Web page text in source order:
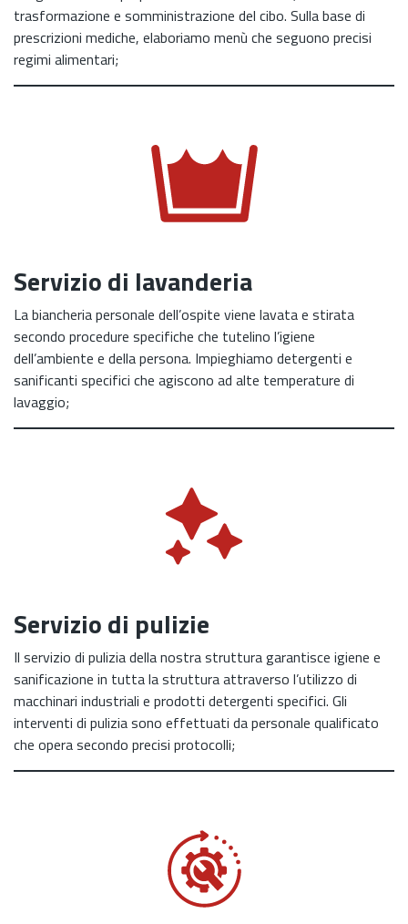
trasformazione e somministrazione del cibo. Sulla base di
prescrizioni mediche, elaboriamo menù che seguono precisi
regimi alimentari;
Servizio di lavanderia
La biancheria personale dell’ospite viene lavata e stirata
secondo procedure specifiche che tutelino l’igiene
dell’ambiente e della persona. Impieghiamo detergenti e
sanificanti specifici che agiscono ad alte temperature di
lavaggio;
Servizio di pulizie
Il servizio di pulizia della nostra struttura garantisce igiene e
sanificazione in tutta la struttura attraverso l’utilizzo di
macchinari industriali e prodotti detergenti specifici. Gli
interventi di pulizia sono effettuati da personale qualificato
che opera secondo precisi protocolli;